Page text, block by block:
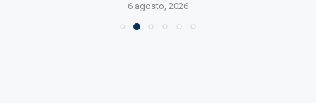
6 agosto, 2026